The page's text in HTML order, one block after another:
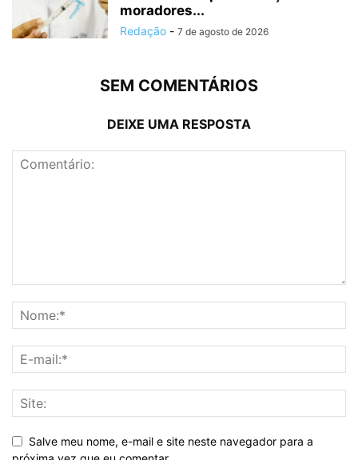
moradores...
Redação - 7 de agosto de 2026
SEM COMENTÁRIOS
DEIXE UMA RESPOSTA
Salve meu nome, e-mail e site neste navegador para a